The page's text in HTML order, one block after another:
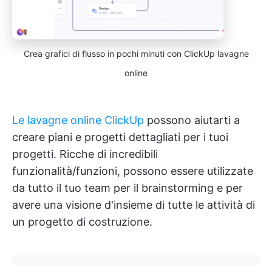
Crea grafici di flusso in pochi minuti con ClickUp lavagne
online
Le lavagne online ClickUp possono aiutarti a
creare piani e progetti dettagliati per i tuoi
progetti. Ricche di incredibili
funzionalità/funzioni, possono essere utilizzate
da tutto il tuo team per il brainstorming e per
avere una visione d'insieme di tutte le attività di
un progetto di costruzione.